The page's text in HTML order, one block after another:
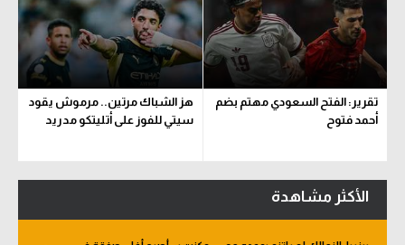
تقرير: الفتح السعودي مهتم بضم
أحمد فتوح
هز الشباك مرتين.. مرموش يقود
سيتي للفوز على أتليتكو مدريد
الأكثر مشاهدة